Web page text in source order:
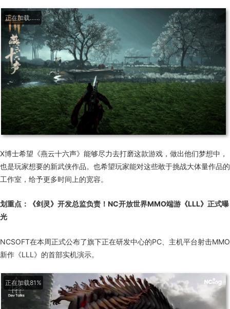
X博士希望《燕云十六声》能够尽力去打磨这款游戏，做出他们梦想中，
也是玩家想要的新武侠作品。也希望玩家能对这些敢于挑战大体量作品的
工作室，给予更多时间上的宽容。
划重点：
《剑灵》开发总监负责！NC开放世界MMO端游《LLL》正式曝
光
NCSOFT在本周正式公布了旗下正在研发中心的PC、主机平台射击MMO
新作《LLL》的首部实机演示。